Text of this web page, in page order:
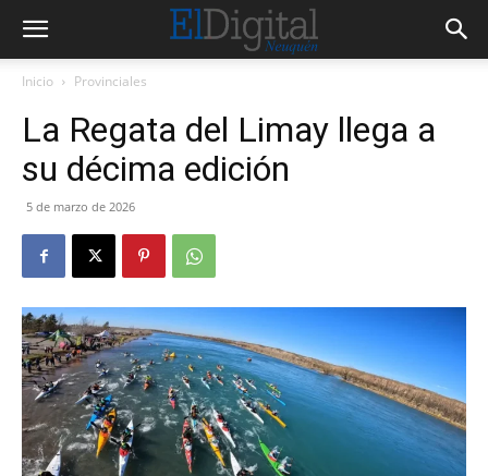
Inicio Provinciales
La Regata del Limay llega a
su décima edición
5 de marzo de 2026